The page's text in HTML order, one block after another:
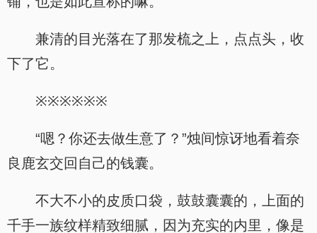
兼清的目光落在了那发梳之上，点点头，收
下了它。
※※※※※※
“嗯？你还去做生意了？”烛间惊讶地看着奈
良鹿玄交回自己的钱囊。
不大不小的皮质口袋，鼓鼓囊囊的，上面的
千手一族纹样精致细腻，因为充实的内里，像是